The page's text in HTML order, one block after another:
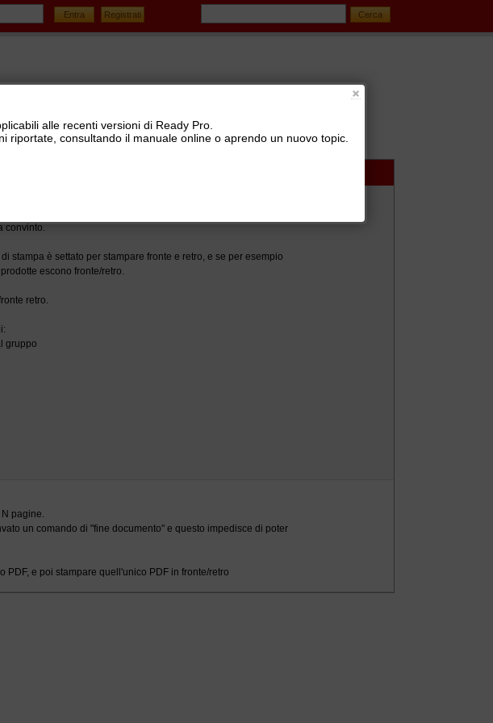
convinto.
stampa è settato per stampare fronte e retro, e se per esempio
escono fronte/retro.
retro.
gruppo
pagine.
un comando di "fine documento" e questo impedisce di poter
PDF, e poi stampare quell'unico PDF in fronte/retro
alle recenti versioni di Ready Pro.
riportate, consultando il manuale online o aprendo un nuovo topic.